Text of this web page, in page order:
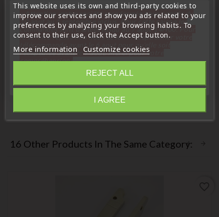
Description Product Details
for a housing model with a retractable blade
Comparison:
16 Other Products In The Same Category:
This website uses its own and third-party cookies to
improve our services and show you ads related to your
preferences by analyzing your browsing habits. To
consent to their use, click the Accept button.
More information Customize cookies
REJECT ALL
I AGREE
« Attention, notre société sera fermée pour congés du
10 aout au 1 septembre inclus. Pour cette raison les
commandes sont traitées jusqu'au 7 aout 14H00. Pour
le service réparation nous devons réceptionner votre
télécommande avant le 6 aout pour qu'elle soit
réexpédiée avant le 7 aout. Merci pour votre
compréhension»
Close
Information